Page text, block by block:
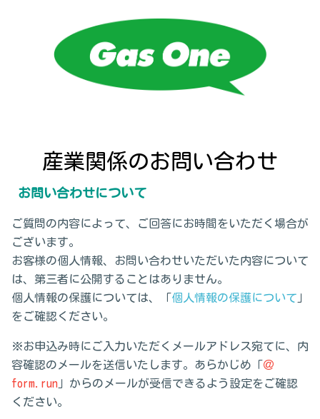
産業関係のお問い合わせ
お問い合わせについて
ご質問の内容によって、ご回答にお時間をいただく場合が
ございます。
お客様の個人情報、お問い合わせいただいた内容について
は、第三者に公開することはありません。
個人情報の保護については、「個人情報の保護について 」
をご確認ください。
※お申込み時にご入力いただくメールアドレス宛てに、内
容確認のメールを送信いたします。あらかじめ「＠
form.run 」からのメールが受信できるよう設定をご確認
ください。